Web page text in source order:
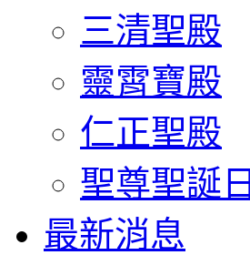
三清聖殿
靈霄寶殿
仁正聖殿
聖尊聖誕日
最新消息